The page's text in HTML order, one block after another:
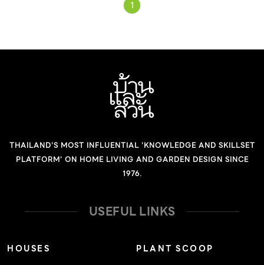
บนที่ดินที่มีรูปยาว ด้านหลังบ้านที่อยู่ติดกับถนนสายหลักที่
บ้าน ส่วนด้านหน้าบ้านนั้นเปิดโล่ง เพราะตั้งอยู่ติดชายหาด
ลักษณ์ของบ้านดูกลางๆไม่เน้นสไตล์ใดสไตล์หนึ่งอย่างเด่นชัด
แต่มีการใช้เทคนิคการก่อสร้างตามแบบอย่างของบ้านศรี
ลังกาได้อย่างชาญฉลาด ตัวบ้านออกแบบเป็นบ้านชั้นเดียวที่มี
หลังคาสูงกว่าส่วนอื่นๆ บริเวณประตูทางเข้าออกแบบให้อยู่
ตรงกลางและตรงกับประตูที่นำออกไปสู่สระว่ายน้ำ สนามหญ้า
จัดเป็นส่วนรับประทานอาหาร จากนั้นจะมีทางเดินแยกไปยัง
1
THAILAND'S MOST INFLUENTIAL 'KNOWLEDGE AND SKILLSET
PLATFORM' ON HOME LIVING AND GARDEN DESIGN SINCE
1976.
USEFUL LINKS
HOUSES
PLANT SCOOP